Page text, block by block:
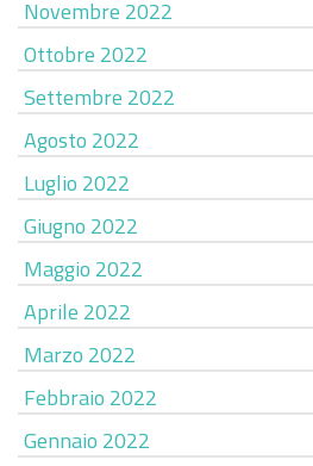
Novembre 2022
Ottobre 2022
Settembre 2022
Agosto 2022
Luglio 2022
Giugno 2022
Maggio 2022
Aprile 2022
Marzo 2022
Febbraio 2022
Gennaio 2022